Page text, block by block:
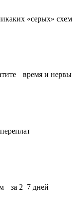
«серых» схем
время и нервы
за 2–7 дней